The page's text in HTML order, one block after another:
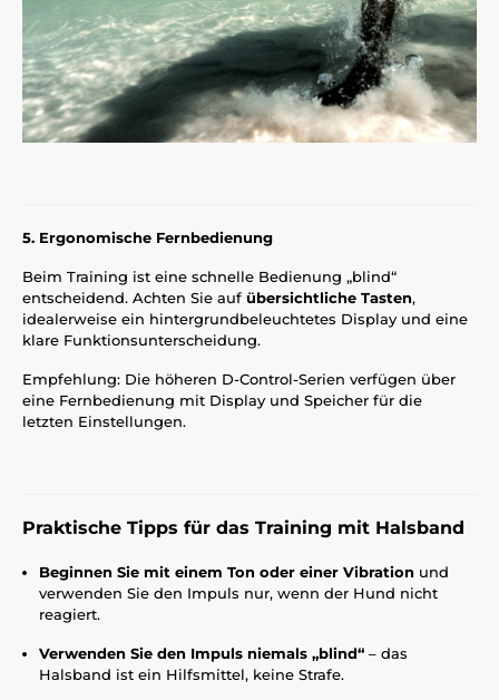
5. Ergonomische Fernbedienung
Beim Training ist eine schnelle Bedienung „blind“
entscheidend. Achten Sie auf übersichtliche Tasten,
idealerweise ein hintergrundbeleuchtetes Display und eine
klare Funktionsunterscheidung.
Empfehlung: Die höheren D-Control-Serien verfügen über
eine Fernbedienung mit Display und Speicher für die
letzten Einstellungen.
Praktische Tipps für das Training mit Halsband
Beginnen Sie mit einem Ton oder einer Vibration und
verwenden Sie den Impuls nur, wenn der Hund nicht
reagiert.
Verwenden Sie den Impuls niemals „blind“ – das
Halsband ist ein Hilfsmittel, keine Strafe.